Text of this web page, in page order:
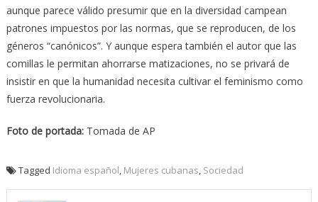
aunque parece válido presumir que en la diversidad campean
patrones impuestos por las normas, que se reproducen, de los
géneros “canónicos”. Y aunque espera también el autor que las
comillas le permitan ahorrarse matizaciones, no se privará de
insistir en que la humanidad necesita cultivar el feminismo como
fuerza revolucionaria.
Foto de portada:Tomada de AP
Tagged Idioma español Mujeres cubanas Sociedad